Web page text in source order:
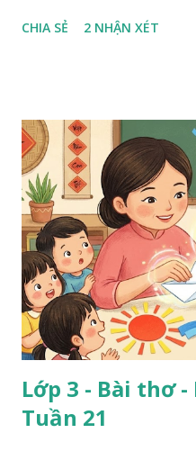
CHIA SẺ 2 NHẬN XÉT
Lớp 3 - Bài thơ
Tuần 21